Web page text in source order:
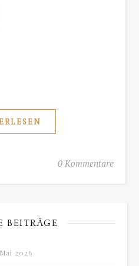
0 Kommentare
BEITRÄGE
2026